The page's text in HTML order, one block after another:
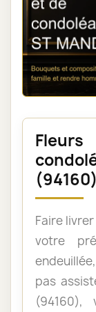
(94160)
Faire
votre
pas
(94160),